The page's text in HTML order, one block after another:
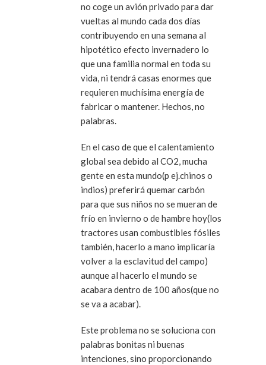
no coge un avión privado para dar
vueltas al mundo cada dos días
contribuyendo en una semana al
hipotético efecto invernadero lo
que una familia normal en toda su
vida, ni tendrá casas enormes que
requieren muchísima energía de
fabricar o mantener. Hechos, no
palabras.
En el caso de que el calentamiento
global sea debido al CO2, mucha
gente en esta mundo(p ej.chinos o
indios) preferirá quemar carbón
para que sus niños no se mueran de
frío en invierno o de hambre hoy(los
tractores usan combustibles fósiles
también, hacerlo a mano implicaría
volver a la esclavitud del campo)
aunque al hacerlo el mundo se
acabara dentro de 100 años(que no
se va a acabar).
Este problema no se soluciona con
palabras bonitas ni buenas
intenciones, sino proporcionando